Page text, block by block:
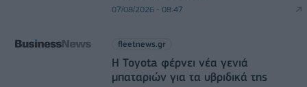
07/08/2026 - 08:47
fleetnews.gr
Η Toyota φέρνει νέα γενιά
μπαταριών για τα υβριδικά της